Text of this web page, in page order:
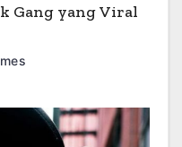
Gang yang Viral